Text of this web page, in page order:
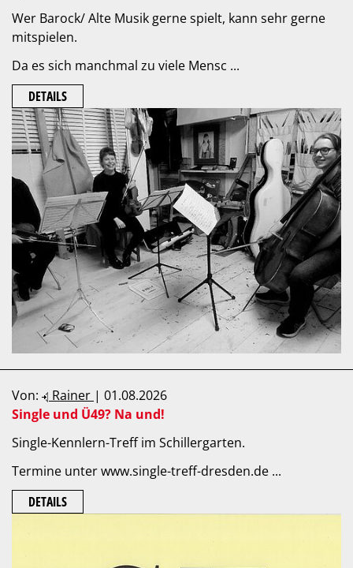
Wer Barock/ Alte Musik gerne spielt, kann sehr gerne
mitspielen.
Da es sich manchmal zu viele Mensc ...
DETAILS
Von: Rainer | 01.08.2026
Single und Ü49? Na und!
Single-Kennlern-Treff im Schillergarten.
Termine unter www.single-treff-dresden.de ...
DETAILS